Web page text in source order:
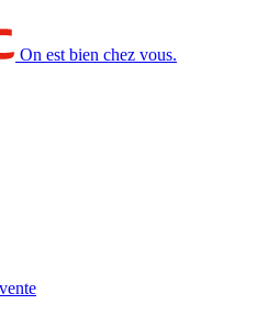
On est bien chez vous.